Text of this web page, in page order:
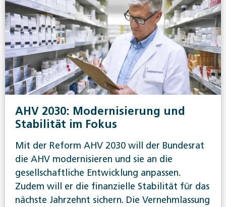
AHV 2030: Modernisierung und
Stabilität im Fokus
Mit der Reform AHV 2030 will der Bundesrat
die AHV modernisieren und sie an die
gesellschaftliche Entwicklung anpassen.
Zudem will er die finanzielle Stabilität für das
nächste Jahrzehnt sichern. Die Vernehmlassung